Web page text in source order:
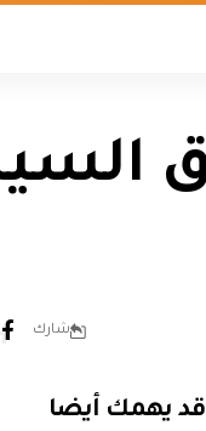
شارك
قد يهمك أيضا